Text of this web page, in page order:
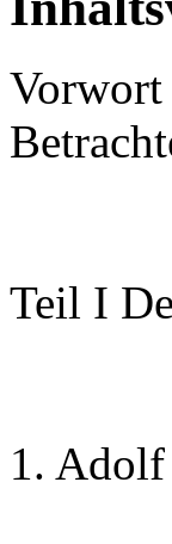
Vorwort
Teil I
1.